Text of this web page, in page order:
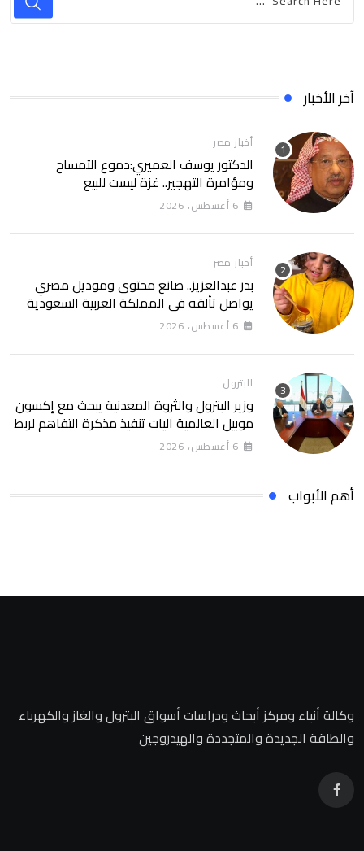
آخر الأخبار
أخبار مصر
الدكتور يوسف العميري:دموع التمساح
ومؤامرة التهجير.. غزة ليست للبيع
6 أغسطس، 2026
أخبار مصر
بدر عبدالعزيز.. صانع محتوى وموديل مصري
يواصل تألقه في المملكة العربية السعودية
6 أغسطس، 2026
البترول
وزير البترول والثروة المعدنية يبحث مع إكسون
موبيل العالمية آليات تنفيذ مذكرة التفاهم لربط
اكتشافات الشركة في قبرص بالبنية التحتية
المصرية
6 أغسطس، 2026
أهم الأبواب
وكالة أنباء ومركز أبحاث ودراسات أسواق البترول والغاز والكهرباء
والطاقة الجديدة والمتجددة والهيدروجين